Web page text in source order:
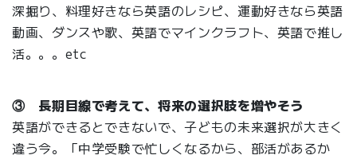
深掘り、料理好きなら英語のレシピ、運動好きなら英語
動画、ダンスや歌、英語でマインクラフト、英語で推し
活。。。etc
③ 長期目線で考えて、将来の選択肢を増やそう
英語ができるとできないで、子どもの未来選択が大きく
違う今。「中学受験で忙しくなるから、部活があるか